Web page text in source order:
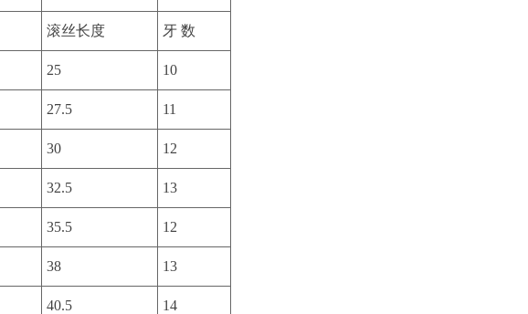
滚丝长度 牙 数
25 10
27.5 11
30 12
32.5 13
35.5 12
38 13
40.5 14